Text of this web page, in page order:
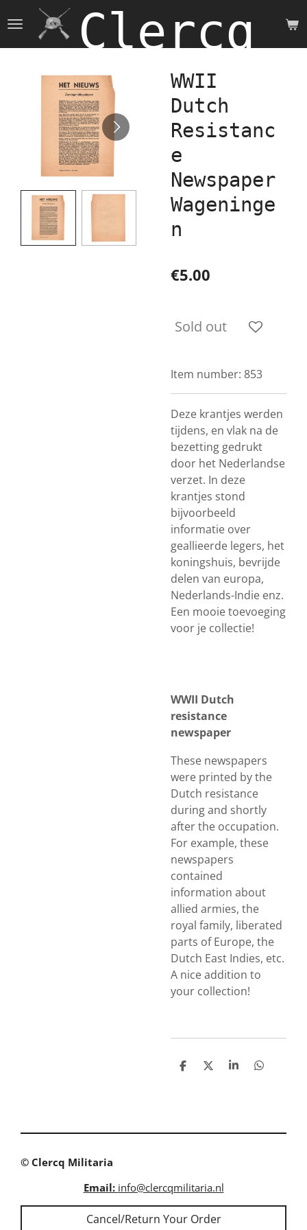
to
main
Clercq
WWII
Dutch
Resistanc
e
Newspaper
Wageninge
n
€5.00
Sold out
Item number: 853
Deze krantjes werden
tijdens, en vlak na de
bezetting gedrukt
door het Nederlandse
verzet. In deze
krantjes stond
bijvoorbeeld
informatie over
geallieerde legers, het
koningshuis, bevrijde
delen van europa,
Nederlands-Indie enz.
Een mooie toevoeging
voor je collectie!
WWII Dutch
resistance
newspaper
These newspapers
were printed by the
Dutch resistance
during and shortly
after the occupation.
For example, these
newspapers
contained
information about
allied armies, the
royal family, liberated
parts of Europe, the
Dutch East Indies, etc.
A nice addition to
your collection!
S
S
S
S
© Clercq Militaria
Email: info@clercqmilitaria.nl
Cancel/Return Your Order